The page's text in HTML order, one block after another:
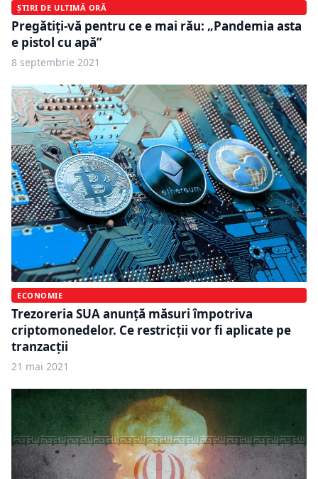
ȘTIRI DE ULTIMĂ ORĂ
Pregătiți-vă pentru ce e mai rău: „Pandemia asta
e pistol cu apă”
8 septembrie 2021
ECONOMIE
Trezoreria SUA anunță măsuri împotriva
criptomonedelor. Ce restricții vor fi aplicate pe
tranzacții
21 mai 2021